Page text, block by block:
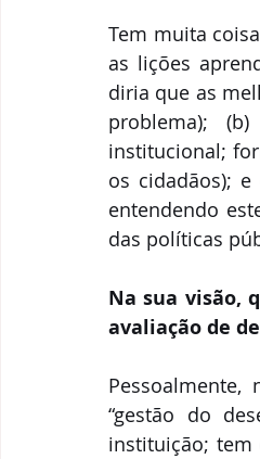
Tem muita
as lições
diria que as
problema);
institucional;
os cidadãos);
entendendo
das políticas
Na sua visão,
avaliação de
“gestão do
instituição; tem